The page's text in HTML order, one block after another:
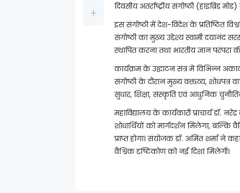
दिवसीय अंतर्राष्ट्रीय संगोष्ठी (हाइब्रिड
इस संगोष्ठी में देश-विदेश के प्रतिष्ठित
संगोष्ठी का मुख्य उद्देश्य स्वामी दयानंद
स्थापित करना तथा भारतीय ज्ञान परंपरा
कार्यक्रम के उद्घाटन सत्र में विभिन्न
संगोष्ठी के दौरान मुख्य वक्तव्य, शोधपत्र
सुधार, शिक्षा, संस्कृति एवं आधुनिक
महाविद्यालय के कार्यकारी प्राचार्य डॉ.
शोधार्थियों को मार्गदर्शन मिलेगा,
प्राप्त होगा। संयोजक डॉ. अमित शर्मा ने
वैश्विक दृष्टिकोण को नई दिशा मिलेगी।